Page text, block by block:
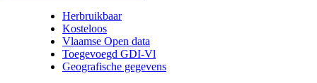
Herbruikbaar
Kosteloos
Vlaamse Open data
Toegevoegd GDI-Vl
Geografische gegevens